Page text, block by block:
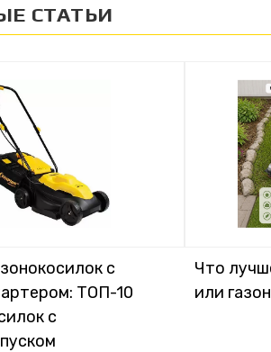
СТАТЬИ
с
ТОП-10
с
Что
или